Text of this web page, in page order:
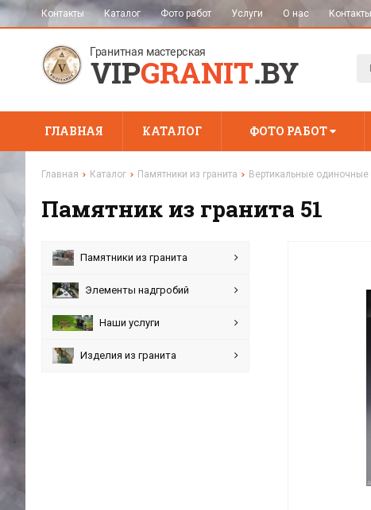
Контакты Каталог Фото работ Услуги О нас Контакты
ГЛАВНАЯ КАТАЛОГ ФОТО РАБОТ
Главная Каталог Памятники из гранита Вертикальные одиночные
Памятник из гранита 51
Памятники из гранита
Элементы надгробий
Наши услуги
Изделия из гранита